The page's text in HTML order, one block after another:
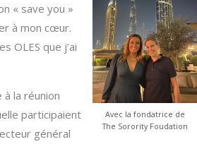
Avec la fondatrice de
The Sorority Foudation
« save you »
à mon cœur.
OLES que j’ai
la réunion
participaient
général